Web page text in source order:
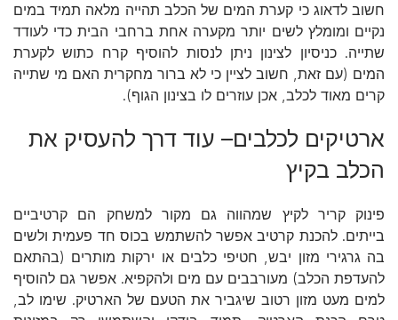
חשוב לדאוג כי קערת המים של הכלב תהייה מלאה תמיד במים
נקיים ומומלץ לשים יותר מקערה אחת ברחבי הבית כדי לעודד
שתייה. כניסיון לצינון ניתן לנסות להוסיף קרח כתוש לקערת
המים (עם זאת, חשוב לציין כי לא ברור מחקרית האם מי שתייה
קרים מאוד לכלב, אכן עוזרים לו בצינון הגוף).
ארטיקים לכלבים– עוד דרך להעסיק את
הכלב בקיץ
פינוק קריר לקיץ שמהווה גם מקור למשחק הם קרטיביים
בייתים. להכנת קרטיב אפשר להשתמש בכוס חד פעמית ולשים
בה גרגירי מזון יבש, חטיפי כלבים או ירקות מותרים (בהתאם
להעדפת הכלב) מעורבבים עם מים ולהקפיא. אפשר גם להוסיף
למים מעט מזון רטוב שיגביר את הטעם של הארטיק. שימו לב,